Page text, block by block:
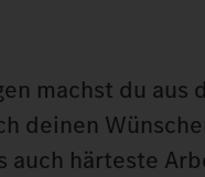
machst du aus
deinen
härteste